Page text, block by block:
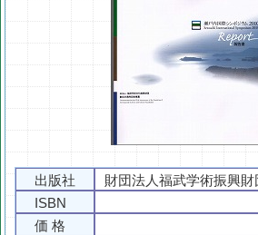
出版社
財団法人福武学術振興財
ISBN
価 格